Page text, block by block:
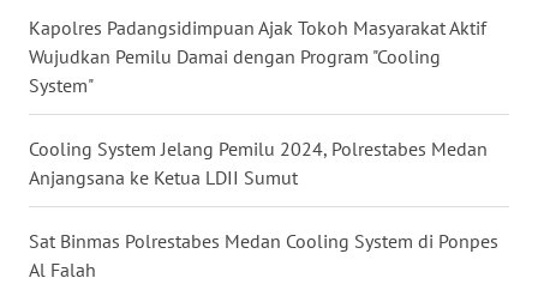
Kapolres Padangsidimpuan Ajak Tokoh Masyarakat Aktif
Wujudkan Pemilu Damai dengan Program "Cooling
System"
Cooling System Jelang Pemilu 2024, Polrestabes Medan
Anjangsana ke Ketua LDII Sumut
Sat Binmas Polrestabes Medan Cooling System di Ponpes
Al Falah
WN
DAIRI
DANAU
TOBA
WN
NIAS